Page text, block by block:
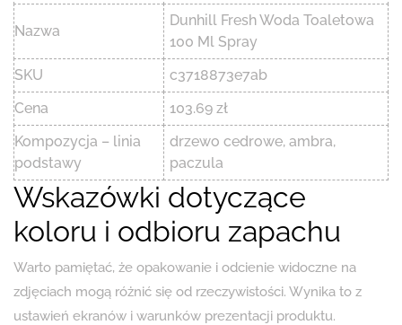
Nazwa
Dunhill Fresh Woda Toaletowa
100 Ml Spray
SKU
c3718873e7ab
Cena
103.69 zł
Kompozycja – linia
podstawy
drzewo cedrowe, ambra,
paczula
Wskazówki dotyczące
koloru i odbioru zapachu
Warto pamiętać, że opakowanie i odcienie widoczne na
zdjęciach mogą różnić się od rzeczywistości. Wynika to z
ustawień ekranów i warunków prezentacji produktu.